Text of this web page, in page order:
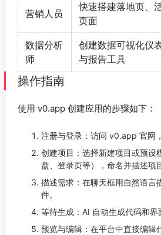
营销人员
快速搭建落地页、
页面
数据分析
师
创建数据可视化仪
与报告工具
操作指南
使用 v0.app 创建应用的步骤如下：
注册与登录：访问 v0.app 官网
创建项目：选择新建项目或预设
盘、登录页等），命名并描述项
描述需求：在聊天框用自然语言
件。
等待生成：AI 自动生成代码和界
预览与编辑：在平台中直接编辑